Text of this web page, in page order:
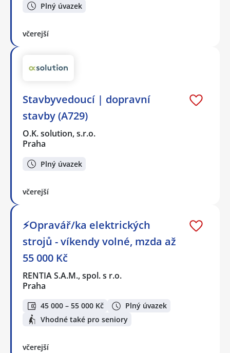
Plný úvazek
včerejší
Stavbyvedoucí | dopravní
stavby (A729)
O.K. solution, s.r.o.
Praha
Plný úvazek
včerejší
⚡Opravář/ka elektrických
strojů - víkendy volné, mzda až
55 000 Kč
RENTIA S.A.M., spol. s r.o.
Praha
45 000 – 55 000 Kč
Plný úvazek
Vhodné také pro seniory
včerejší